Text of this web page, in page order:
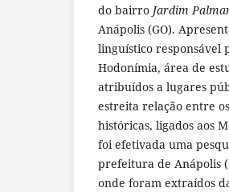
do bairro Jardim
Anápolis (GO).
linguístico responsável
Hodonímia, área de
atribuídos a lugares
estreita relação entre
históricas, ligados aos
foi efetivada uma
prefeitura de Anápolis
onde foram extraídos